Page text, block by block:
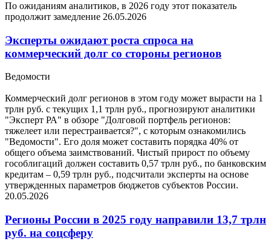
По ожиданиям аналитиков, в 2026 году этот показатель
продолжит замедление 26.05.2026
Эксперты ожидают роста спроса на
коммерческий долг со стороны регионов
Ведомости
Коммерческий долг регионов в этом году может вырасти на 1
трлн руб. с текущих 1,1 трлн руб., прогнозируют аналитики
"Эксперт РА" в обзоре "Долговой портфель регионов:
тяжелеет или перестраивается?", с которым ознакомились
"Ведомости". Его доля может составить порядка 40% от
общего объема заимствований. Чистый прирост по объему
гособлигаций должен составить 0,57 трлн руб., по банковским
кредитам – 0,59 трлн руб., подсчитали эксперты на основе
утвержденных параметров бюджетов субъектов России.
20.05.2026
Регионы России в 2025 году направили 13,7 трлн
руб. на соцсферу